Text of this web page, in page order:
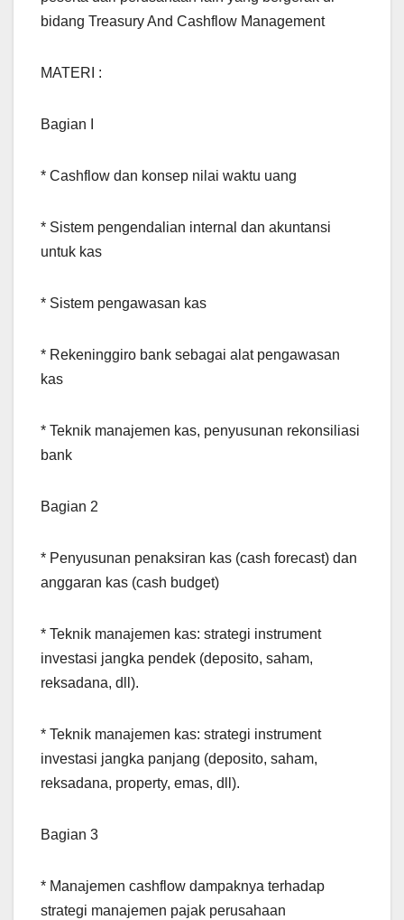
bidang Treasury And Cashflow Management
MATERI :
Bagian I
* Cashflow dan konsep nilai waktu uang
* Sistem pengendalian internal dan akuntansi
untuk kas
* Sistem pengawasan kas
* Rekeninggiro bank sebagai alat pengawasan
kas
* Teknik manajemen kas, penyusunan rekonsiliasi
bank
Bagian 2
* Penyusunan penaksiran kas (cash forecast) dan
anggaran kas (cash budget)
* Teknik manajemen kas: strategi instrument
investasi jangka pendek (deposito, saham,
reksadana, dll).
* Teknik manajemen kas: strategi instrument
investasi jangka panjang (deposito, saham,
reksadana, property, emas, dll).
Bagian 3
* Manajemen cashflow dampaknya terhadap
strategi manajemen pajak perusahaan